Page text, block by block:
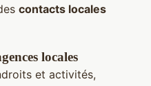
contacts locales
locales
et activités,